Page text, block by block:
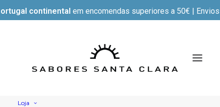
continental em encomendas superiores a 50€ |
Loja